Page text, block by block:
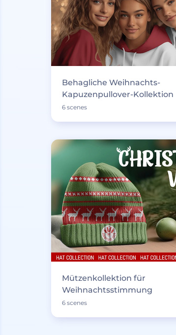
Behagliche Weihnachts-
Kapuzenpullover-Kollektion
6 scenes
Mützenkollektion für
Weihnachtsstimmung
6 scenes